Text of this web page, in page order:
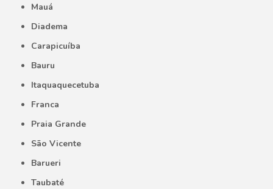
Mauá
Diadema
Carapicuíba
Bauru
Itaquaquecetuba
Franca
Praia Grande
São Vicente
Barueri
Taubaté